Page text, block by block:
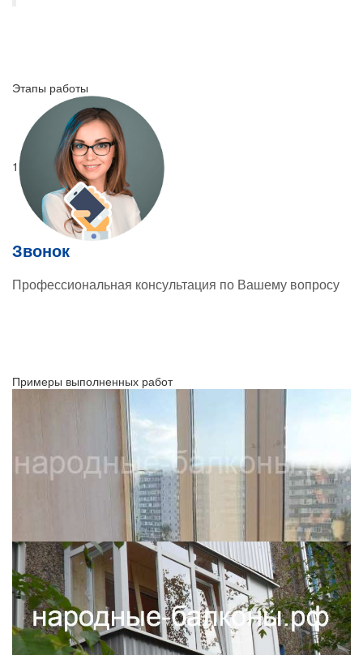
Этапы работы
1
Звонок
Профессиональная консультация по Вашему вопросу
Примеры выполненных работ